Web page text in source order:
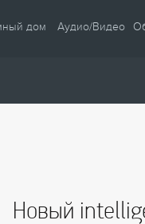
дом
/ Видео
Аудио/Видео
Новый